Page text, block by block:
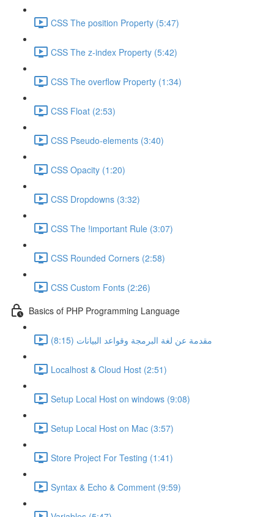
CSS The position Property (5:47)
CSS The z-index Property (5:42)
CSS The overflow Property (1:34)
CSS Float (2:53)
CSS Pseudo-elements (3:40)
CSS Opacity (1:20)
CSS Dropdowns (3:32)
CSS The !important Rule (3:07)
CSS Rounded Corners (2:58)
CSS Custom Fonts (2:26)
Basics of PHP Programming Language
مقدمة عن لغة البرمجة وقواعد البيانات (8:15)
Localhost & Cloud Host (2:51)
Setup Local Host on windows (9:08)
Setup Local Host on Mac (3:57)
Store Project For Testing (1:41)
Syntax & Echo & Comment (9:59)